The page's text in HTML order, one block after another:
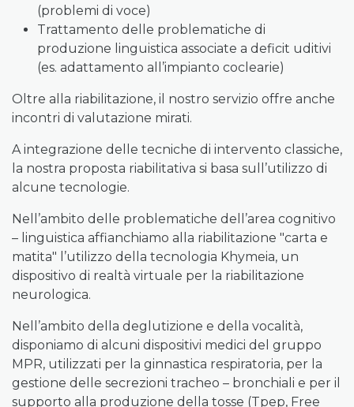
(problemi di voce)
Trattamento delle problematiche di
produzione linguistica associate a deficit uditivi
(es. adattamento all’impianto coclearie)
Oltre alla riabilitazione, il nostro servizio offre anche
incontri di valutazione mirati.
A integrazione delle tecniche di intervento classiche,
la nostra proposta riabilitativa si basa sull’utilizzo di
alcune tecnologie.
Nell’ambito delle problematiche dell’area cognitivo
– linguistica affianchiamo alla riabilitazione "carta e
matita" l’utilizzo della tecnologia Khymeia, un
dispositivo di realtà virtuale per la riabilitazione
neurologica.
Nell’ambito della deglutizione e della vocalità,
disponiamo di alcuni dispositivi medici del gruppo
MPR, utilizzati per la ginnastica respiratoria, per la
gestione delle secrezioni tracheo – bronchiali e per il
supporto alla produzione della tosse (Tpep, Free